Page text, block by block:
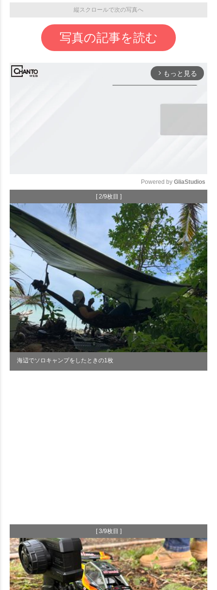
縦スクロールで次の写真へ
写真の記事を読む
arrow_forward_ios もっと見る
Powered by GliaStudios
[ 2/9枚目 ]
海辺でソロキャンプをしたときの1枚
[ 3/9枚目 ]